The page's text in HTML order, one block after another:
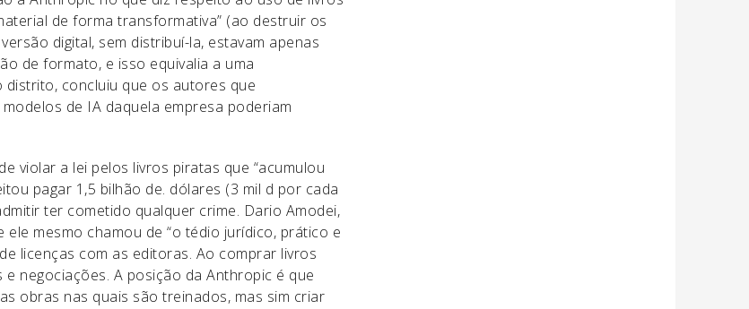
de forma transformativa” (ao destruir os
digital, sem distribuí-la, estavam apenas
de formato, e isso equivalia a uma
distrito, concluiu que os autores que
de IA daquela empresa poderiam
violar a lei pelos livros piratas que “acumulou
pagar 1,5 bilhão de. dólares (3 mil d por cada
ter cometido qualquer crime. Dario Amodei,
mesmo chamou de “o tédio jurídico, prático e
licenças com as editoras. Ao comprar livros
negociações. A posição da Anthropic é que
obras nas quais são treinados, mas sim criar